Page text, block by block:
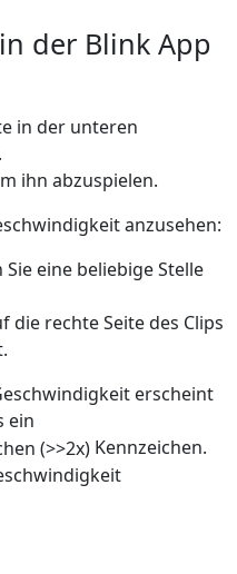
der Blink App
in der unteren
.
ihn abzuspielen.
anzusehen:
eine beliebige Stelle
die rechte Seite des Clips
erscheint
ein
Kennzeichen.